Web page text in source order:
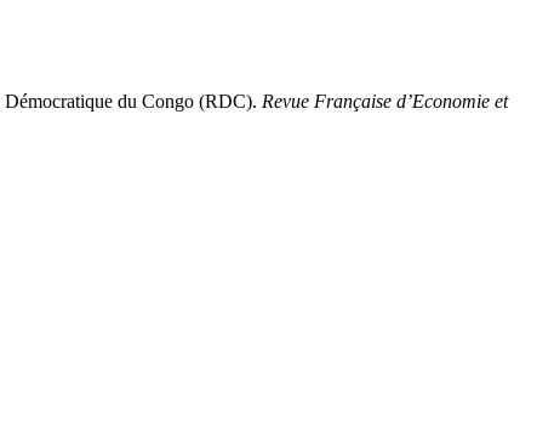
du Congo (RDC). Revue Française d’Economie et